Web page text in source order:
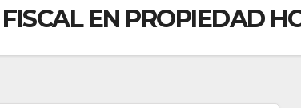
EN PROPIEDAD